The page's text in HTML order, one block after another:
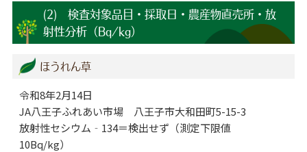
(2) 検査対象品目・採取日・農産物直売所・放
射性分析（Bq/kg）
ほうれん草
令和8年2月14日
JA八王子ふれあい市場 八王子市大和田町5-15-3
放射性セシウム‐134＝検出せず（測定下限値
10Bq/kg）